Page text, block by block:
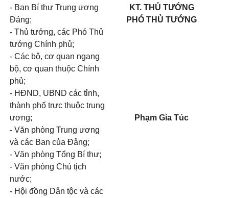
- Ban Bí thư Trung ương
Đảng;
- Thủ tướng, các Phó Thủ
tướng Chính phủ;
- Các bộ, cơ quan ngang
bộ, cơ quan thuộc Chính
phủ;
- HĐND, UBND các tỉnh,
thành phố trực thuộc trung
ương;
- Văn phòng Trung ương
và các Ban của Đảng;
- Văn phòng Tổng Bí thư;
- Văn phòng Chủ tịch
nước;
- Hội đồng Dân tộc và các
KT. THỦ TƯỚNG
PHÓ THỦ TƯỚNG
Phạm Gia Túc